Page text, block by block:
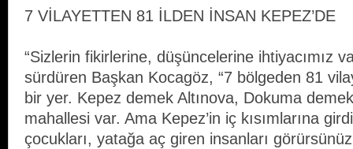
7 VİLAYETTEN 81 İLDEN İNSAN KEPEZ’DE
“Sizlerin fikirlerine, düşüncelerine ihtiyacımız
sürdüren Başkan Kocagöz, “7 bölgeden 81
bir yer. Kepez demek Altınova, Dokuma
mahallesi var. Ama Kepez’in iç kısımlarına
çocukları, yatağa aç giren insanları